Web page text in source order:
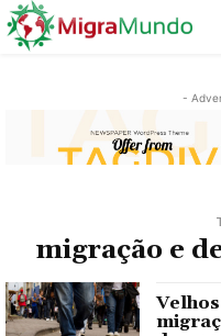
-
migração e